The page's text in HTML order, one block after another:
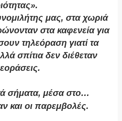
μας, στα χωριά
στα καφενεία για
τηλεόραση γιατί τα
σπίτια δεν διέθεταν
σήματα, μέσα στο…
και οι παρεμβολές.